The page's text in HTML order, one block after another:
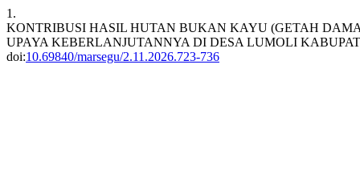
1.
KONTRIBUSI HASIL HUTAN BUKAN KAYU (GETAH
UPAYA KEBERLANJUTANNYA DI DESA LUMOLI
doi:10.69840/marsegu/2.11.2026.723-736